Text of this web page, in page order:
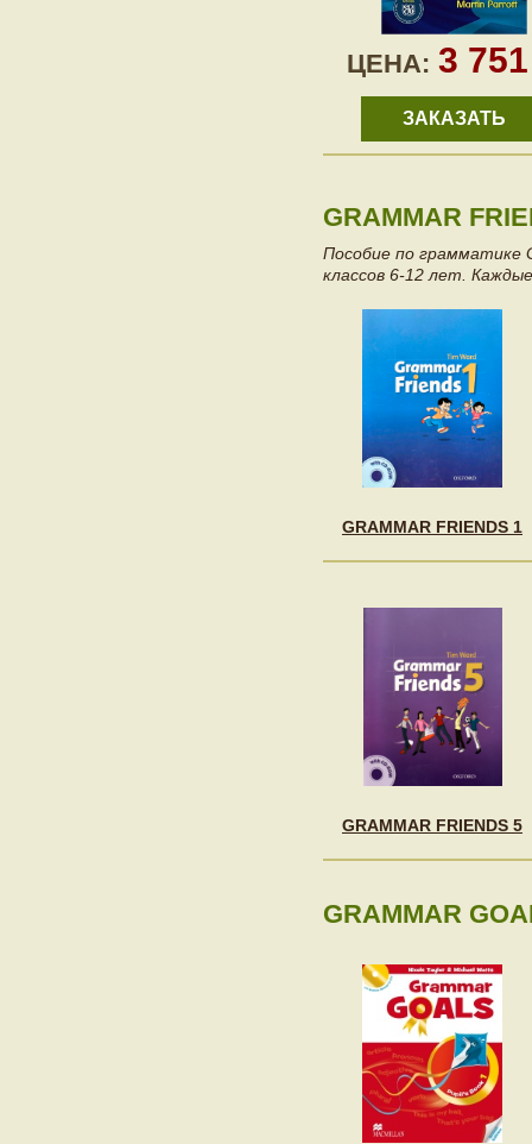
ЦЕНА: 3
ЗАКАЗАТЬ
GRAMMAR
Пособие по грамматике
классов 6-12 лет.
GRAMMAR FRIENDS 1
GRAMMAR FRIENDS 5
GRAMMAR